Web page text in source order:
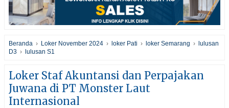
Beranda › Loker November 2024 › loker Pati › loker Semarang › lulusan
D3 › lulusan S1
Loker Staf Akuntansi dan Perpajakan
Juwana di PT Monster Laut
Internasional